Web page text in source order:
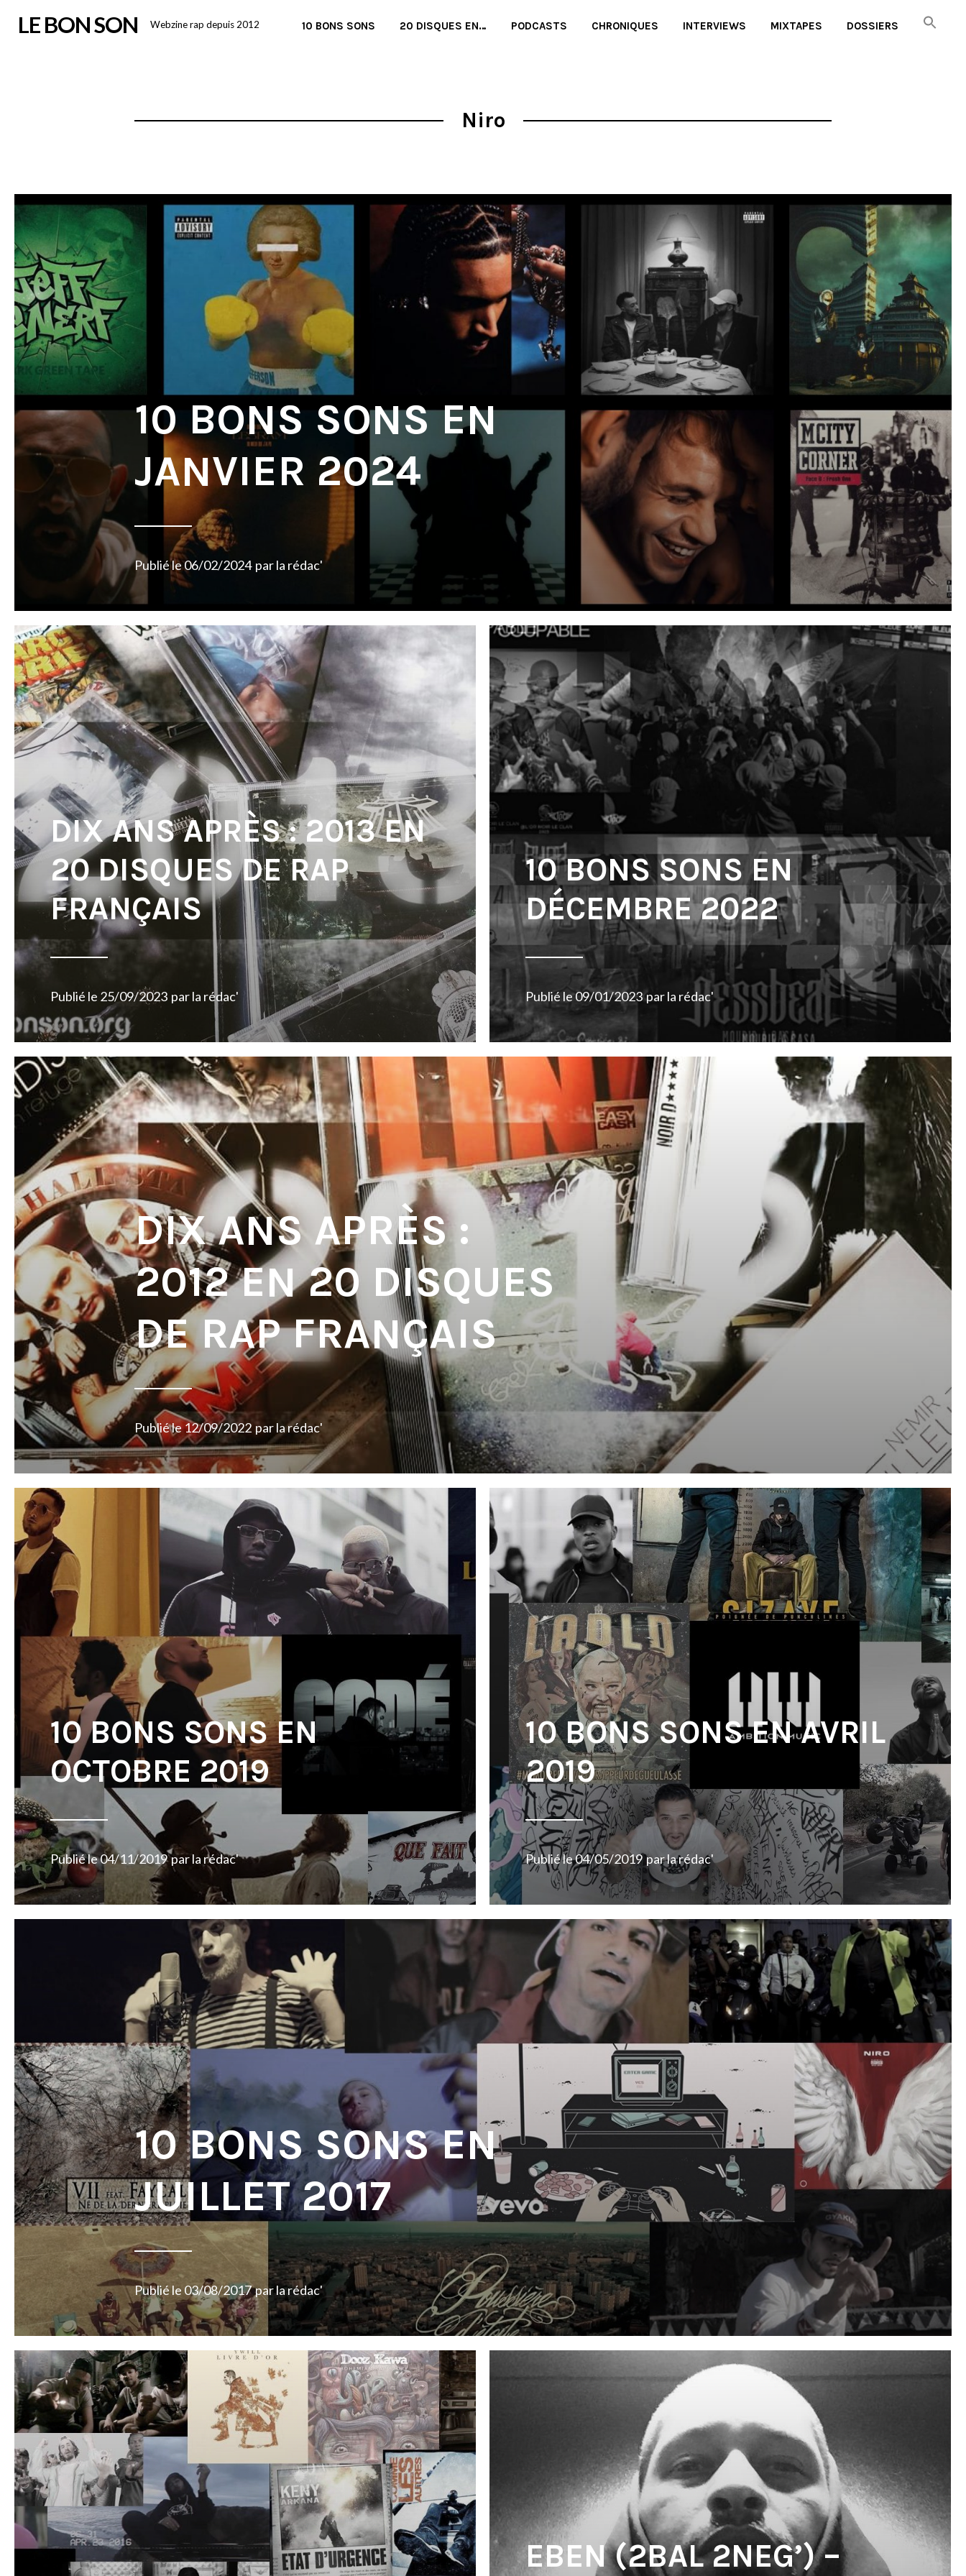
LE BON SON Webzine rap depuis 2012 10 BONS SONS 20 DISQUES EN… PODCASTS CHRONIQUES INTERVIEWS MIXTAPES DOSSIERS
Niro
10 BONS SONS EN
JANVIER 2024
Publié le06/02/2024 parla rédac'
DIX ANS APRÈS : 2013 EN
20 DISQUES DE RAP
FRANÇAIS
Publié le 25/09/2023 parla rédac'
10 BONS SONS EN
DÉCEMBRE 2022
Publié le09/01/2023 parla rédac'
DIX ANS APRÈS :
2012 EN 20 DISQUES
DE RAP FRANÇAIS
Publié le12/09/2022 parla rédac'
10 BONS SONS EN
OCTOBRE 2019
Publié le04/11/2019 parla rédac'
10 BONS SONS EN AVRIL
2019
Publié le04/05/2019 parla rédac'
10 BONS SONS EN
JUILLET 2017
Publié le 03/08/2017 parla rédac'
EBEN (2BAL 2NEG’) –